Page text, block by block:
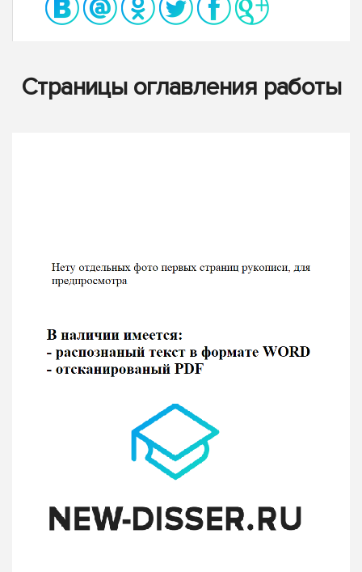
Страницы оглавления работы